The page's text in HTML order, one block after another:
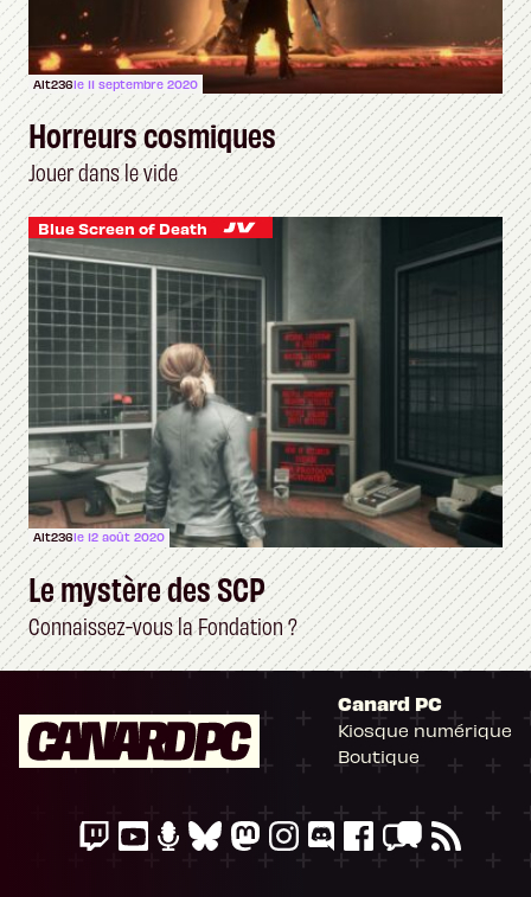
Alt236le 11 septembre 2020
Horreurs cosmiques
Jouer dans le vide
Blue Screen of Death
Alt236le 12 août 2020
Le mystère des SCP
Connaissez-vous la Fondation ?
Canard PC
Kiosque numérique
Boutique